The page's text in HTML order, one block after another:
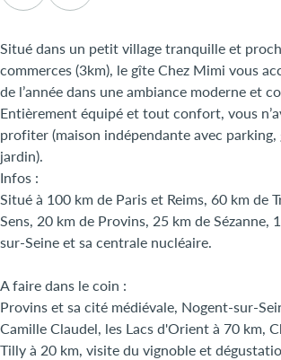
Situé dans un petit village tranquille et
commerces (3km), le gîte Chez Mimi vous
de l’année dans une ambiance moderne et
Entièrement équipé et tout confort, vous
profiter (maison indépendante avec parking,
jardin).
Infos :
Situé à 100 km de Paris et Reims, 60 km de
Sens, 20 km de Provins, 25 km de Sézanne,
sur-Seine et sa centrale nucléaire.
A faire dans le coin :
Provins et sa cité médiévale, Nogent-sur-
Camille Claudel, les Lacs d'Orient à 70 km,
Tilly à 20 km, visite du vignoble et